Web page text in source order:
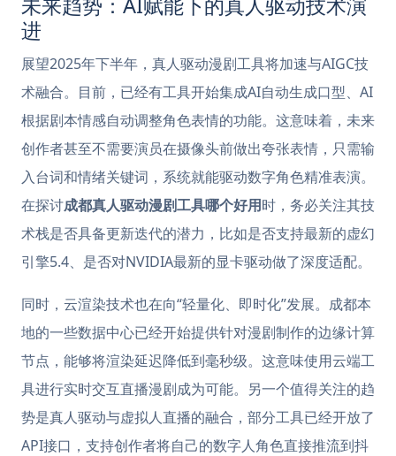
进
展望2025年下半年，真人驱动漫剧工具将加速与AIGC技
术融合。目前，已经有工具开始集成AI自动生成口型、AI
根据剧本情感自动调整角色表情的功能。这意味着，未来
创作者甚至不需要演员在摄像头前做出夸张表情，只需输
入台词和情绪关键词，系统就能驱动数字角色精准表演。
在探讨成都真人驱动漫剧工具哪个好用时，务必关注其技
术栈是否具备更新迭代的潜力，比如是否支持最新的虚幻
引擎5.4、是否对NVIDIA最新的显卡驱动做了深度适配。
同时，云渲染技术也在向“轻量化、即时化”发展。成都本
地的一些数据中心已经开始提供针对漫剧制作的边缘计算
节点，能够将渲染延迟降低到毫秒级。这意味使用云端工
具进行实时交互直播漫剧成为可能。另一个值得关注的趋
势是真人驱动与虚拟人直播的融合，部分工具已经开放了
API接口，支持创作者将自己的数字人角色直接推流到抖